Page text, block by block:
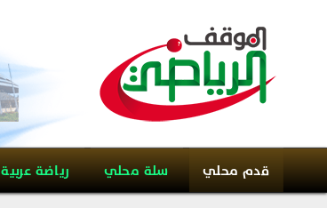
قدم محلي سلة محلي رياضة عربية